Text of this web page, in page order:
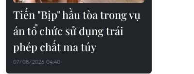
Tiến "Bịp" hầu tòa trong vụ
án tổ chức sử dụng trái
phép chất ma túy
07/08/2026 04:40